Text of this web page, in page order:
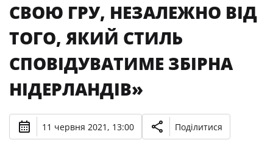
СВОЮ ГРУ, НЕЗАЛЕЖНО ВІД
ТОГО, ЯКИЙ СТИЛЬ
СПОВІДУВАТИМЕ ЗБІРНА
НІДЕРЛАНДІВ»
11 червня 2021, 13:00 Поділитися